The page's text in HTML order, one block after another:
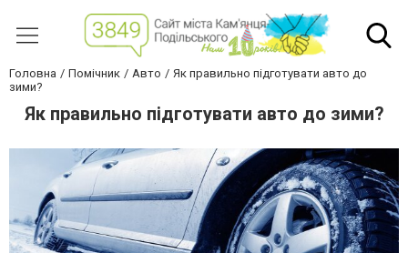
Головна Помічник Авто
Як правильно підготувати авто до
зими?
Як правильно підготувати авто до зими?